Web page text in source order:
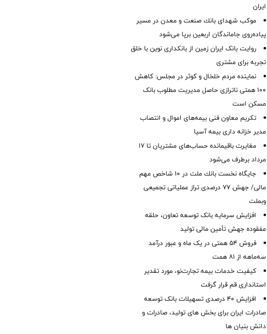
ایران
موكب شهدای بانك صنعت و معدن در مسیر
پیاده‌روی جاماندگان اربعین برپا می‌شود
روایت بانک ایران زمین از بانکداری نوین با خلق
تجربه برای مشتری
نماینده مردم خلخال و کوثر در مجلس: کاهش
۱۰۰ همتی ناترازی حاصل مدیریت مطلوب بانک
مسکن است
تکریم معاون فنی بیمه‌های اموال و انتصاب
مدیر خزانه داری بیمه آسیا
مغایرت‌ باقیمانده حساب‌های مشتریان تا ۱۷
مرداد برطرف می‌شود
جایگاه نخست بانك ملت در 10 شاخص مهم
مالی/ جهش 77 درصدی تراز عملیاتی تجمیعی
وبملت
افزایش سرمایه بانک توسعه تعاون، حلقه
مفقوده جهش تأمین مالی تولید
فروش 54 همتی در یک ماه و عبور درآمد
سه‌ماهه از 81 همت
کیفیت خدمات بیمه تجارت‌نو، مورد تقدیر
استانداری قم قرار گرفت
افزایش 40 درصدی تسهیلات بانک توسعه
صادرات ایران برای بخش های تولید، صادرات و
دانش بنیان ها